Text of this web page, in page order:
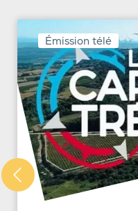
Émission télé